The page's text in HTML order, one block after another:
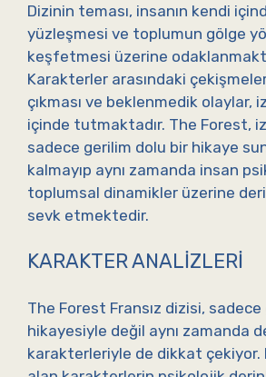
Dizinin teması, insanın kendi
yüzleşmesi ve toplumun gölge
keşfetmesi üzerine
Karakterler arasındaki çekişmeler,
çıkması ve beklenmedik olaylar,
içinde tutmaktadır. The Forest,
sadece gerilim dolu bir hikaye
kalmayıp aynı zamanda insan
toplumsal dinamikler üzerine
sevk etmektedir.
KARAKTER ANALIZLERI
The Forest Fransız dizisi,
hikayesiyle değil aynı zamanda
karakterleriyle de dikkat çekiyor.